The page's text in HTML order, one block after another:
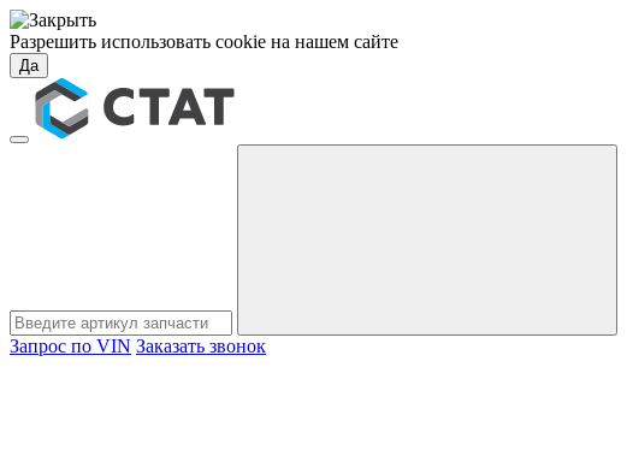
Разрешить использовать cookie на нашем сайте
Да
Запрос по VIN Заказать звонок